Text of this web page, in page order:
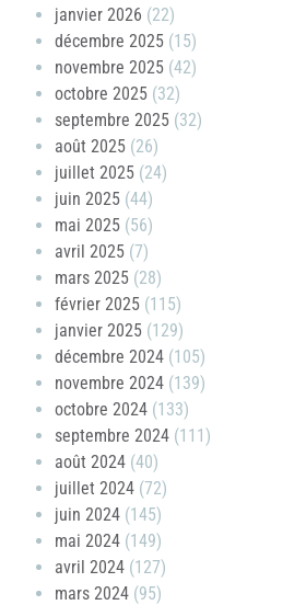
janvier 2026 (22)
décembre 2025 (15)
novembre 2025 (42)
octobre 2025 (32)
septembre 2025 (32)
août 2025 (26)
juillet 2025 (24)
juin 2025 (44)
mai 2025 (56)
avril 2025 (7)
mars 2025 (28)
février 2025 (115)
janvier 2025 (129)
décembre 2024 (105)
novembre 2024 (139)
octobre 2024 (133)
septembre 2024 (111)
août 2024 (40)
juillet 2024 (72)
juin 2024 (145)
mai 2024 (149)
avril 2024 (127)
mars 2024 (95)